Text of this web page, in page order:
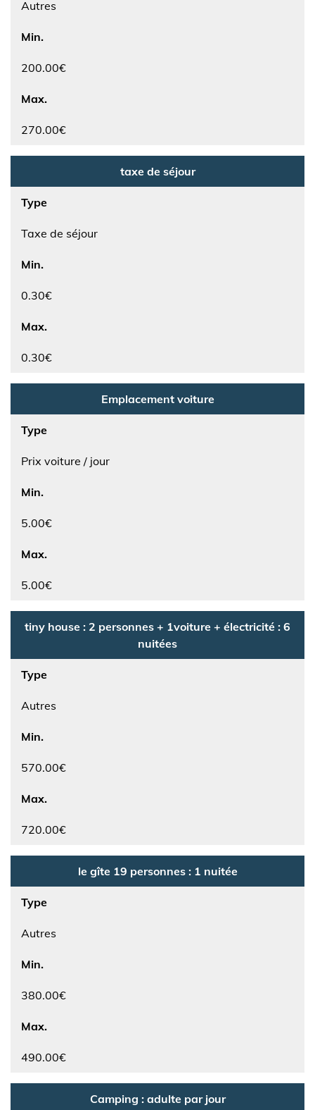
Autres
Min.
200.00€
Max.
270.00€
taxe de séjour
Type
Taxe de séjour
Min.
0.30€
Max.
0.30€
Emplacement voiture
Type
Prix voiture / jour
Min.
5.00€
Max.
5.00€
tiny house : 2 personnes + 1voiture + électricité : 6
nuitées
Type
Autres
Min.
570.00€
Max.
720.00€
le gîte 19 personnes : 1 nuitée
Type
Autres
Min.
380.00€
Max.
490.00€
Camping : adulte par jour